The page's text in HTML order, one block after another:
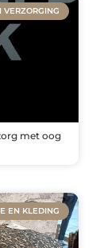
VERZORGING
met oog
EN KLEDING